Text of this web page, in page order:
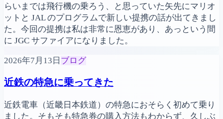
らいまでは飛行機の乗ろう、と思っていた矢先にマリオ
ットと JAL のプログラムで新しい提携の話が出てきまし
た。今回の提携は私は非常に恩恵があり、あっという間
に JGC サファイアになりました。
2026年7月13日 ブログ
近鉄の特急に乗ってきた
近鉄電車（近畿日本鉄道）の特急におそらく初めて乗り
ました。そもそも特急券の購入方法もわからず、久しぶ